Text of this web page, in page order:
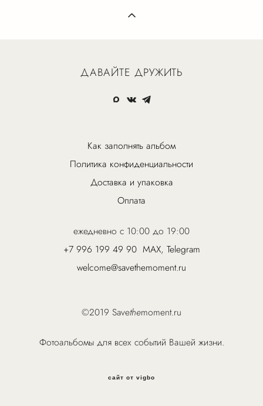
ДАВАЙТЕ ДРУЖИТЬ
Как заполнять альбом
Политика конфиденциальности
Доставка и упаковка
Оплата
ежедневно с 10:00 до 19:00
+7 996 199 49 90 MAX, Telegram
welcome@savethemoment.ru
©2019 Savethemoment.ru
Фотоальбомы для всех событий Вашей жизни.
сайт от vigbo